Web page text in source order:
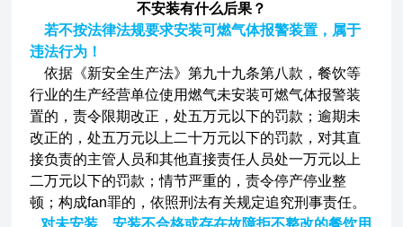
不安装有什么后果？
若不按法律法规要求安装可燃气体报警装置，属于
违法行为！
依据《新安全生产法》第九十九条第八款，餐饮等
行业的生产经营单位使用燃气未安装可燃气体报警装
置的，责令限期改正，处五万元以下的罚款；逾期未
改正的，处五万元以上二十万元以下的罚款，对其直
接负责的主管人员和其他直接责任人员处一万元以上
二万元以下的罚款；情节严重的，责令停产停业整
顿；构成fan罪的，依照刑法有关规定追究刑事责任。
对未安装、安装不合格或存在故障拒不整改的餐饮用